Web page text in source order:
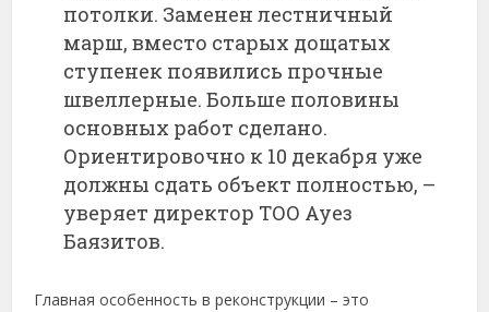
потолки. Заменен лестничный
марш, вместо старых дощатых
ступенек появились прочные
швеллерные. Больше половины
основных работ сделано.
Ориентировочно к 10 декабря уже
должны сдать объект полностью, –
уверяет директор ТОО Ауез
Баязитов.
Главная особенность в реконструкции – это